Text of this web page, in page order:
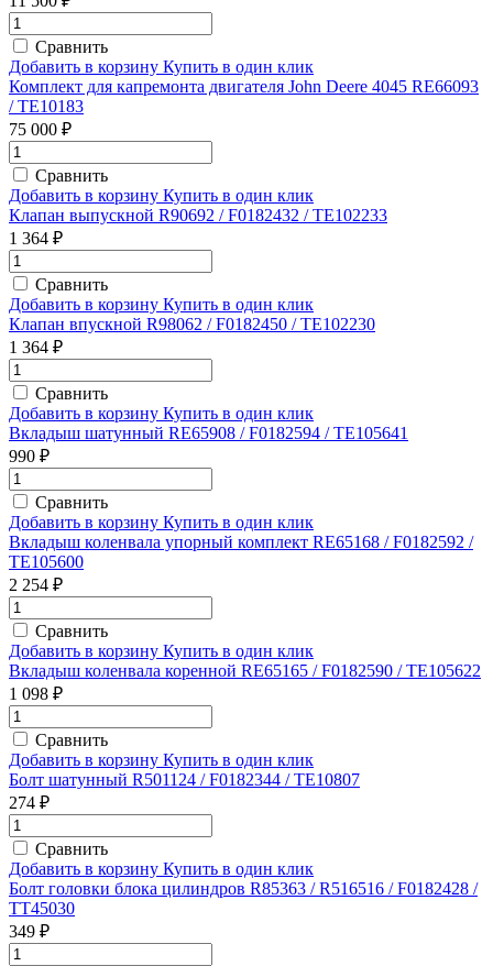
Сравнить
Добавить в корзину Купить в один клик
Комплект для капремонта двигателя John Deere 4045 RE66093
/ TE10183
75 000 ₽
Сравнить
Добавить в корзину Купить в один клик
Клапан выпускной R90692 / F0182432 / TE102233
1 364 ₽
Сравнить
Добавить в корзину Купить в один клик
Клапан впускной R98062 / F0182450 / TE102230
1 364 ₽
Сравнить
Добавить в корзину Купить в один клик
Вкладыш шатунный RE65908 / F0182594 / TE105641
990 ₽
Сравнить
Добавить в корзину Купить в один клик
Вкладыш коленвала упорный комплект RE65168 / F0182592 /
TE105600
2 254 ₽
Сравнить
Добавить в корзину Купить в один клик
Вкладыш коленвала коренной RE65165 / F0182590 / TE105622
1 098 ₽
Сравнить
Добавить в корзину Купить в один клик
Болт шатунный R501124 / F0182344 / TE10807
274 ₽
Сравнить
Добавить в корзину Купить в один клик
Болт головки блока цилиндров R85363 / R516516 / F0182428 /
TT45030
349 ₽